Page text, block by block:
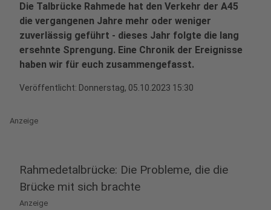
Die Talbrücke Rahmede hat den Verkehr der A45
die vergangenen Jahre mehr oder weniger
zuverlässig geführt - dieses Jahr folgte die lang
ersehnte Sprengung. Eine Chronik der Ereignisse
haben wir für euch zusammengefasst.
Veröffentlicht: Donnerstag, 05.10.2023 15:30
Anzeige
Rahmedetalbrücke: Die Probleme, die die
Brücke mit sich brachte
Anzeige